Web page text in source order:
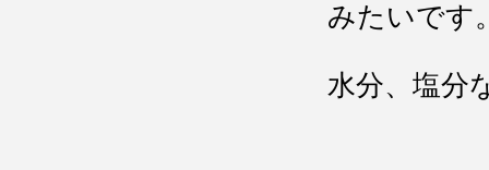
みたいです
水分、塩分